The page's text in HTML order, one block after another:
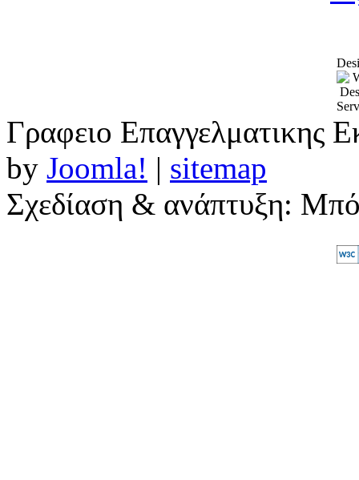
Γραφειο Επαγγελματικης
by Joomla! | sitemap
Σχεδίαση & ανάπτυξη: